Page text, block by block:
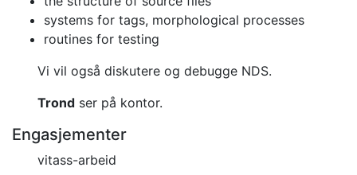
systems for tags, morphological processes
routines for testing
Vi vil også diskutere og debugge NDS.
Trond ser på kontor.
Engasjementer
vitass-arbeid